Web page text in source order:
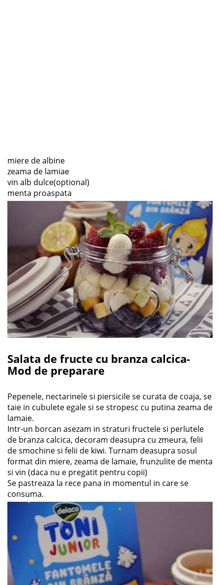
miere de albine
zeama de lamiae
vin alb dulce(optional)
menta proaspata
Salata de fructe cu branza calcica-
Mod de preparare
Pepenele, nectarinele si piersicile se curata de coaja, se
taie in cubulete egale si se stropesc cu putina zeama de
lamaie.
Intr-un borcan asezam in straturi fructele si perlutele
de branza calcica, decoram deasupra cu zmeura, felii
de smochine si felii de kiwi. Turnam deasupra sosul
format din miere, zeama de lamaie, frunzulite de menta
si vin (daca nu e pregatit pentru copii)
Se pastreaza la rece pana in momentul in care se
consuma.